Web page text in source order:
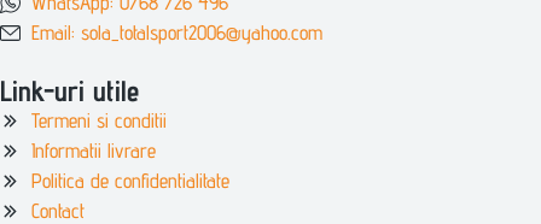
Email: sola_totalsport2006@yahoo.com
Link-uri utile
Termeni si conditii
Informatii livrare
Politica de confidentialitate
Contact